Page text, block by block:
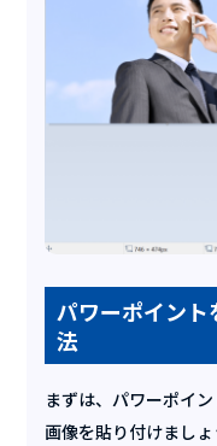
パワーポイン
法
まずは、パワーポイ
画像を貼り付けましょ